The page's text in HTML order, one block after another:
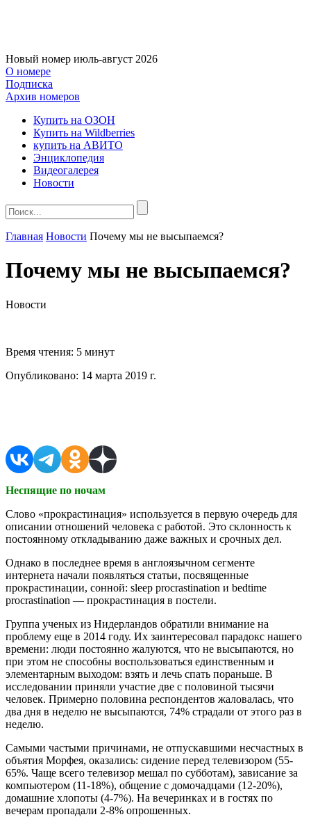
Новый номер июль-август 2026
О номере
Подписка
Архив номеров
Купить на ОЗОН
Купить на Wildberries
купить на АВИТО
Энциклопедия
Видеогалерея
Новости
Главная Новости Почему мы не высыпаемся?
Почему мы не высыпаемся?
Новости
Время чтения: 5 минут
Опубликовано: 14 марта 2019 г.
Неспящие по ночам
Слово «прокрастинация» используется в первую очередь для
описании отношений человека с работой. Это склонность к
постоянному откладыванию даже важных и срочных дел.
Однако в последнее время в англоязычном сегменте
интернета начали появляться статьи, посвященные
прокрастинации, сонной: sleep procrastination и bedtime
procrastination — прокрастинация в постели.
Группа ученых из Нидерландов обратили внимание на
проблему еще в 2014 году. Их заинтересовал парадокс нашего
времени: люди постоянно жалуются, что не высыпаются, но
при этом не способны воспользоваться единственным и
элементарным выходом: взять и лечь спать пораньше. В
исследовании приняли участие две с половиной тысячи
человек. Примерно половина респондентов жаловалась, что
два дня в неделю не высыпаются, 74% страдали от этого раз в
неделю.
Самыми частыми причинами, не отпускавшими несчастных в
объятия Морфея, оказались: сидение перед телевизором (55-
65%. Чаще всего телевизор мешал по субботам), зависание за
компьютером (11-18%), общение с домочадцами (12-20%),
домашние хлопоты (4-7%). На вечеринках и в гостях по
вечерам пропадали 2-8% опрошенных.